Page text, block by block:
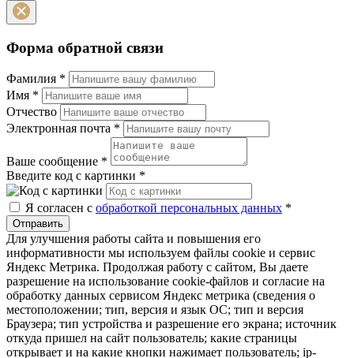
Форма обратной связи
Фамилия *
Имя *
Отчество
Электронная почта *
Ваше сообщение *
Введите код с картинки *
Я согласен с обработкой персональных данных *
Отправить
Для улучшения работы сайта и повышения его
информативности мы используем файлы cookie и сервис
Яндекс Метрика. Продолжая работу с сайтом, Вы даете
разрешение на использование cookie-файлов и согласие на
обработку данных сервисом Яндекс метрика (сведения о
местоположении; тип, версия и язык ОС; тип и версия
Браузера; тип устройства и разрешение его экрана; источник
откуда пришел на сайт пользователь; какие страницы
открывает и на какие кнопки нажимает пользователь; ip-